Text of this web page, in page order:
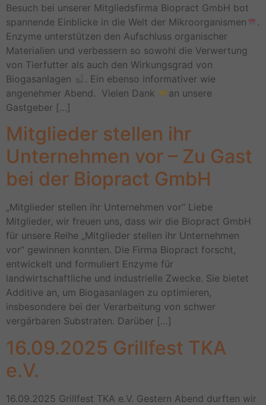
Besuch bei unserer Mitgliedsfirma Biopract GmbH bot
spannende Einblicke in die Welt der Mikroorganismen
.
Enzyme unterstützen den Aufschluss organischer
Materialien und verbessern so sowohl die Verwertung
von Tierfutter als auch den Wirkungsgrad von
Biogasanlagen
. Ein ebenso informativer wie
angenehmer Abend. Vielen Dank
an unsere
Gastgeber […]
Mitglieder stellen ihr
Unternehmen vor – Zu Gast
bei der Biopract GmbH
„Mitglieder stellen ihr Unternehmen vor“ Liebe
Mitglieder, wir freuen uns, dass wir die Biopract GmbH
für unsere Reihe „Mitglieder stellen ihr Unternehmen
vor“ gewinnen konnten. Die Firma Biopract forscht,
entwickelt und formuliert Enzyme für
landwirtschaftliche und industrielle Zwecke. Sie bietet
Additive an, um Biogasanlagen zu optimieren,
insbesondere bei der Verarbeitung von schwer
vergärbaren Substraten. Darüber […]
16.09.2025 Grillfest TKA
e.V.
16.09.2025 Grillfest TKA e.V. Gestern Abend durften wir